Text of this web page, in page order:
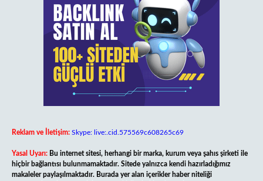
Reklam ve İletişim: Skype: live:.cid.575569c608265c69
Yasal Uyarı: Bu internet sitesi, herhangi bir marka, kurum veya şahıs şirketi ile
hiçbir bağlantısı bulunmamaktadır. Sitede yalnızca kendi hazırladığımız
makaleler paylaşılmaktadır. Burada yer alan içerikler haber niteliği